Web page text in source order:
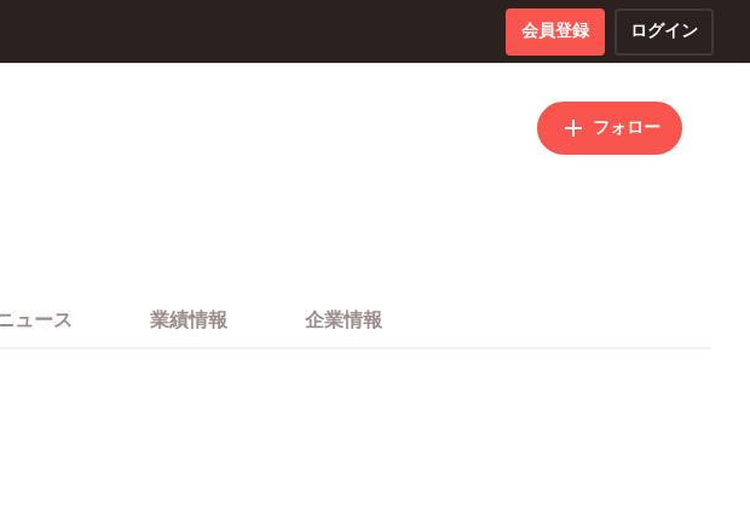
会員登録 ログイン
フォロー
ュース 業績情報 企業情報